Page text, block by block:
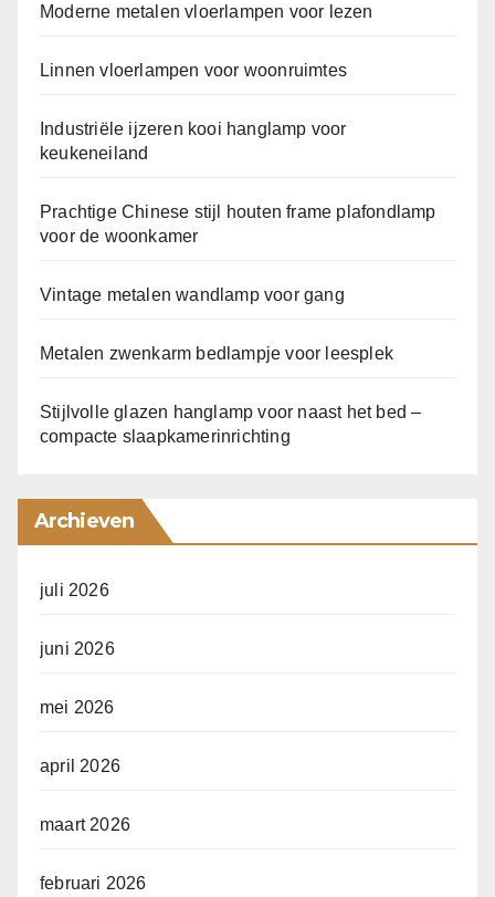
Moderne metalen vloerlampen voor lezen
Linnen vloerlampen voor woonruimtes
Industriële ijzeren kooi hanglamp voor
keukeneiland
Prachtige Chinese stijl houten frame plafondlamp
voor de woonkamer
Vintage metalen wandlamp voor gang
Metalen zwenkarm bedlampje voor leesplek
Stijlvolle glazen hanglamp voor naast het bed –
compacte slaapkamerinrichting
Archieven
juli 2026
juni 2026
mei 2026
april 2026
maart 2026
februari 2026